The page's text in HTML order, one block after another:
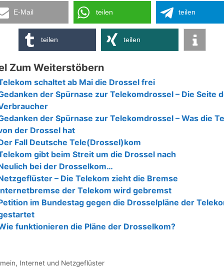
E-Mail teilen teilen
teilen teilen
Zum Weiterstöbern
schaltet ab Mai die Drossel frei
der Spürnase zur Telekomdrossel – Die Seite
der Spürnase zur Telekomdrossel – Was die
der Drossel hat
Fall Deutsche Tele(Drossel)kom
gibt beim Streit um die Drossel nach
bei der Drosselkom…
– Die Telekom zieht die Bremse
der Telekom wird gebremst
im Bundestag gegen die Drosselpläne der
funktionieren die Pläne der Drosselkom?
, Internet und Netzgeflüster